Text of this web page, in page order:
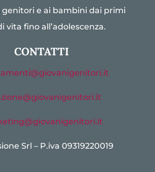
e ai bambini dai primi
vita fino all’adolescenza.
CONTATTI
Srl – P.iva 09319220019